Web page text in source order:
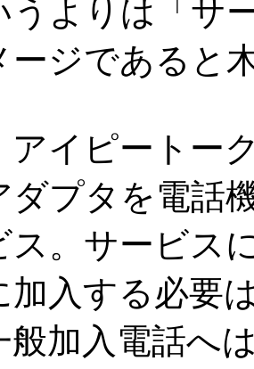
うよりは「サ
ージであると
イピートー
ダプタを電話
ス。サービス
加入する必要
般加入電話へ